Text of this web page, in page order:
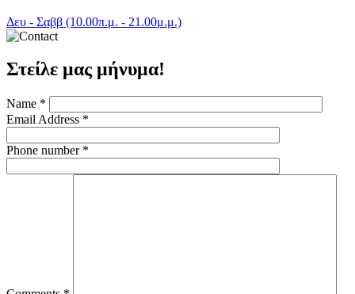
Δευ - Σαββ (10.00π.μ. - 21.00μ.μ.)
Στείλε μας μήνυμα!
Name *
Email Address *
Phone number *